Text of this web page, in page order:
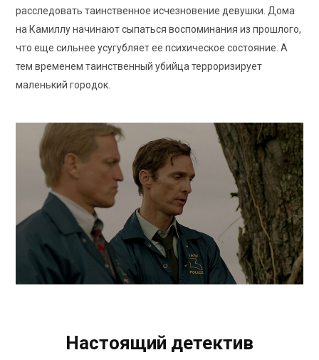
расследовать таинственное исчезновение девушки. Дома
на Камиллу начинают сыпаться воспоминания из прошлого,
что еще сильнее усугубляет ее психическое состояние. А
тем временем таинственный убийца терроризирует
маленький городок.
Настоящий детектив